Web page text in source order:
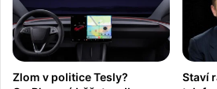
Zlom v politice Tesly?
Staví